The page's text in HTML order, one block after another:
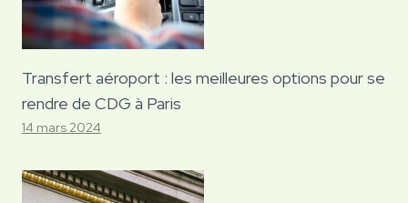
Transfert aéroport : les meilleures options pour se
rendre de CDG à Paris
14 mars 2024